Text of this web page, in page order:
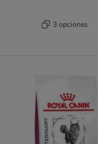
3 opciones